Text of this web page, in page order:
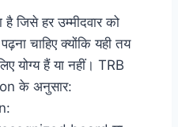
जिसे हर उम्मीदवार को
चाहिए क्योंकि यही तय
योग्य हैं या नहीं। TRB
के अनुसार: